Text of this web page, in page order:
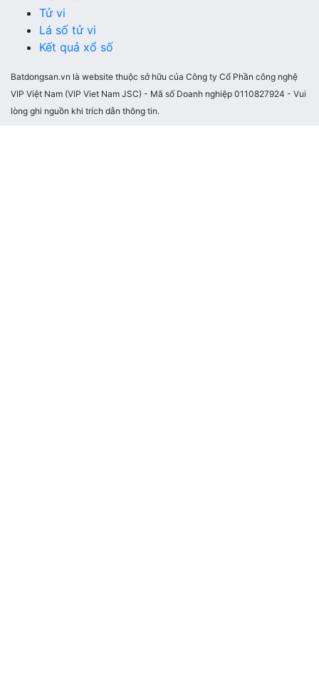
Tử vi
Lá số tử vi
Kết quả xổ số
Batdongsan.vn là website thuộc sở hữu của Công ty Cổ Phần công nghệ
VIP Việt Nam (VIP Viet Nam JSC) - Mã số Doanh nghiệp 0110827924 - Vui
lòng ghi nguồn khi trích dẫn thông tin.